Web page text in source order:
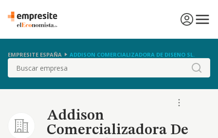
EMPRESITE ESPAÑA ADDISON COMERCIALIZADORA DE DISENO SL.
Buscar
Addison
Comercializadora De